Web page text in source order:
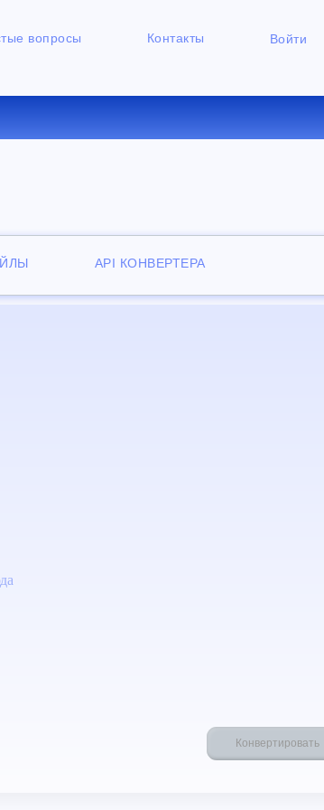
вопросы Контакты Войти
FLAC ОНЛАЙН
API КОНВЕРТЕРА